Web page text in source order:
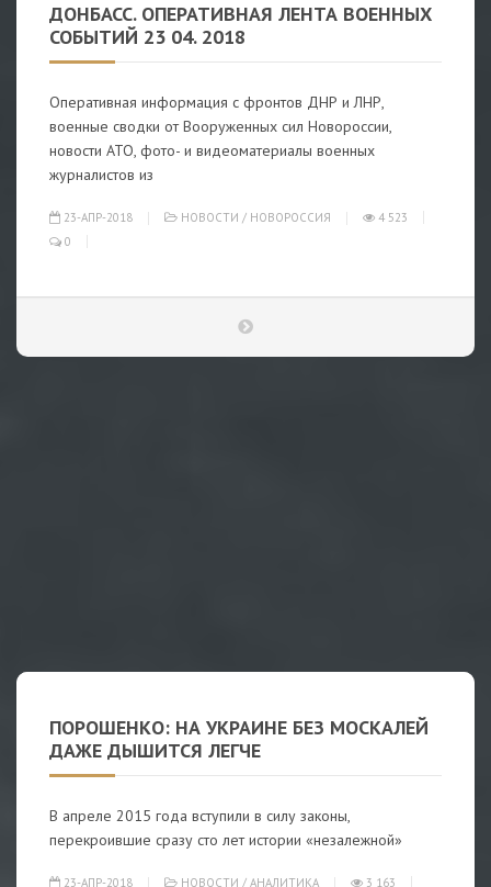
ДОНБАСС. ОПЕРАТИВНАЯ ЛЕНТА ВОЕННЫХ
СОБЫТИЙ 23 04. 2018
Оперативная информация с фронтов ДНР и ЛНР,
военные сводки от Вооруженных сил Новороссии,
новости АТО, фото- и видеоматериалы военных
журналистов из
23-АПР-2018 НОВОСТИ / НОВОРОССИЯ
4 523
0
ПОРОШЕНКО: НА УКРАИНЕ БЕЗ МОСКАЛЕЙ
ДАЖЕ ДЫШИТСЯ ЛЕГЧЕ
В апреле 2015 года вступили в силу законы,
перекроившие сразу сто лет истории «незалежной»
23-АПР-2018 НОВОСТИ / АНАЛИТИКА 3 163